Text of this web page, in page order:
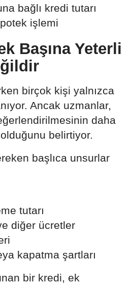
bağlı kredi tutarı
işlemi
Başına Yeterli
birçok kişi yalnızca
Ancak uzmanlar,
daha
belirtiyor.
başlıca unsurlar
tutarı
diğer ücretler
kapatma şartları
bir kredi, ek